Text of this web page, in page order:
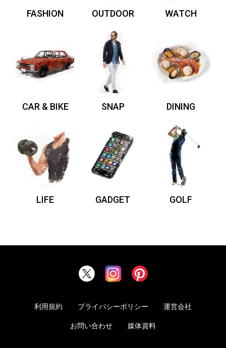
FASHION OUTDOOR WATCH
CAR & BIKE SNAP DINING
LIFE GADGET GOLF
利用規約 プライバシーポリシー 運営会社
お問い合わせ 媒体資料